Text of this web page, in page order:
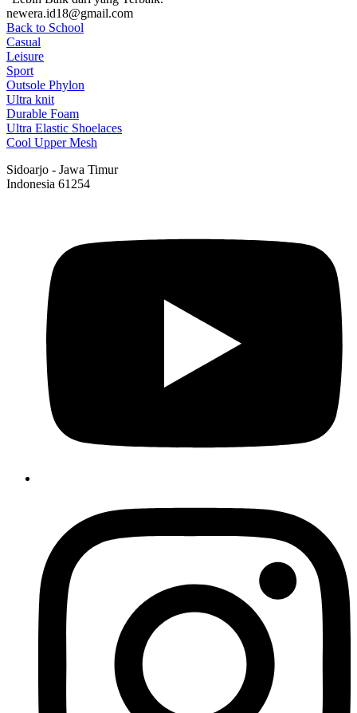
newera.id18@gmail.com
Back to School
Casual
Leisure
Sport
Outsole Phylon
Ultra knit
Durable Foam
Ultra Elastic Shoelaces
Cool Upper Mesh
Sidoarjo - Jawa Timur
Indonesia 61254